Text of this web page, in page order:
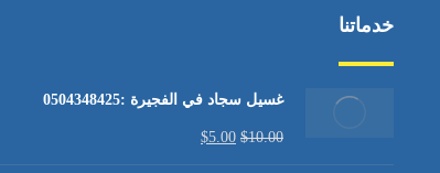
خدماتنا
غسيل سجاد في الفجيرة :0504348425
$10.00
$5.00